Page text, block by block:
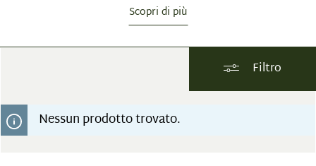
Scopri di più
Filtro
Nessun prodotto trovato.